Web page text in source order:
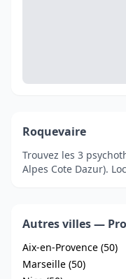
Roquevaire
Trouvez les 3
Alpes Cote Dazur).
Autres villes —
Aix-en-Provence (50)
Marseille (50)